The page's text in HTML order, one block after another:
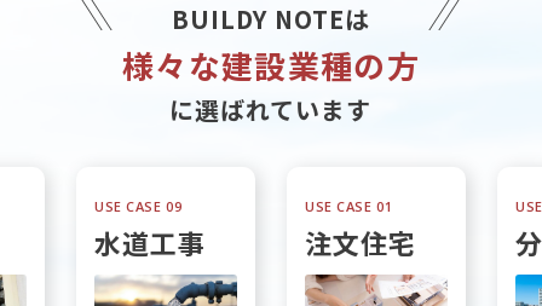
BUILDY NOTEは
様々な建設業種の方
に選ばれています
USE CASE 09
水道工事
USE CASE 01
注文住宅